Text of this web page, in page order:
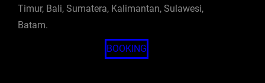
Timur, Bali, Sumatera, Kalimantan, Sulawesi,
Batam.
BOOKING